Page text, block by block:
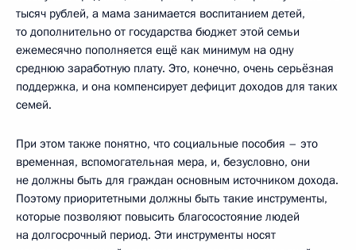
тысяч рублей, а мама занимается воспитанием детей,
то дополнительно от государства бюджет этой семьи
ежемесячно пополняется ещё как минимум на одну
среднюю заработную плату. Это, конечно, очень серьёзная
поддержка, и она компенсирует дефицит доходов для таких
семей.
При этом также понятно, что социальные пособия – это
временная, вспомогательная мера, и, безусловно, они
не должны быть для граждан основным источником дохода.
Поэтому приоритетными должны быть такие инструменты,
которые позволяют повысить благосостояние людей
на долгосрочный период. Эти инструменты носят